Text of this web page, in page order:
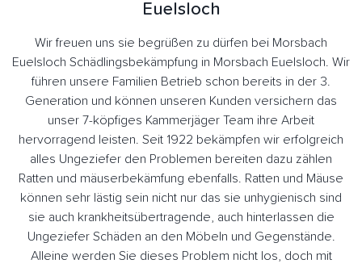
Euelsloch
Wir freuen uns sie begrüßen zu dürfen bei Morsbach
Euelsloch Schädlingsbekämpfung in Morsbach Euelsloch. Wir
führen unsere Familien Betrieb schon bereits in der 3.
Generation und können unseren Kunden versichern das
unser 7-köpfiges Kammerjäger Team ihre Arbeit
hervorragend leisten. Seit 1922 bekämpfen wir erfolgreich
alles Ungeziefer den Problemen bereiten dazu zählen
Ratten und mäuserbekämfung ebenfalls. Ratten und Mäuse
können sehr lästig sein nicht nur das sie unhygienisch sind
sie auch krankheitsübertragende, auch hinterlassen die
Ungeziefer Schäden an den Möbeln und Gegenstände.
Alleine werden Sie dieses Problem nicht los, doch mit